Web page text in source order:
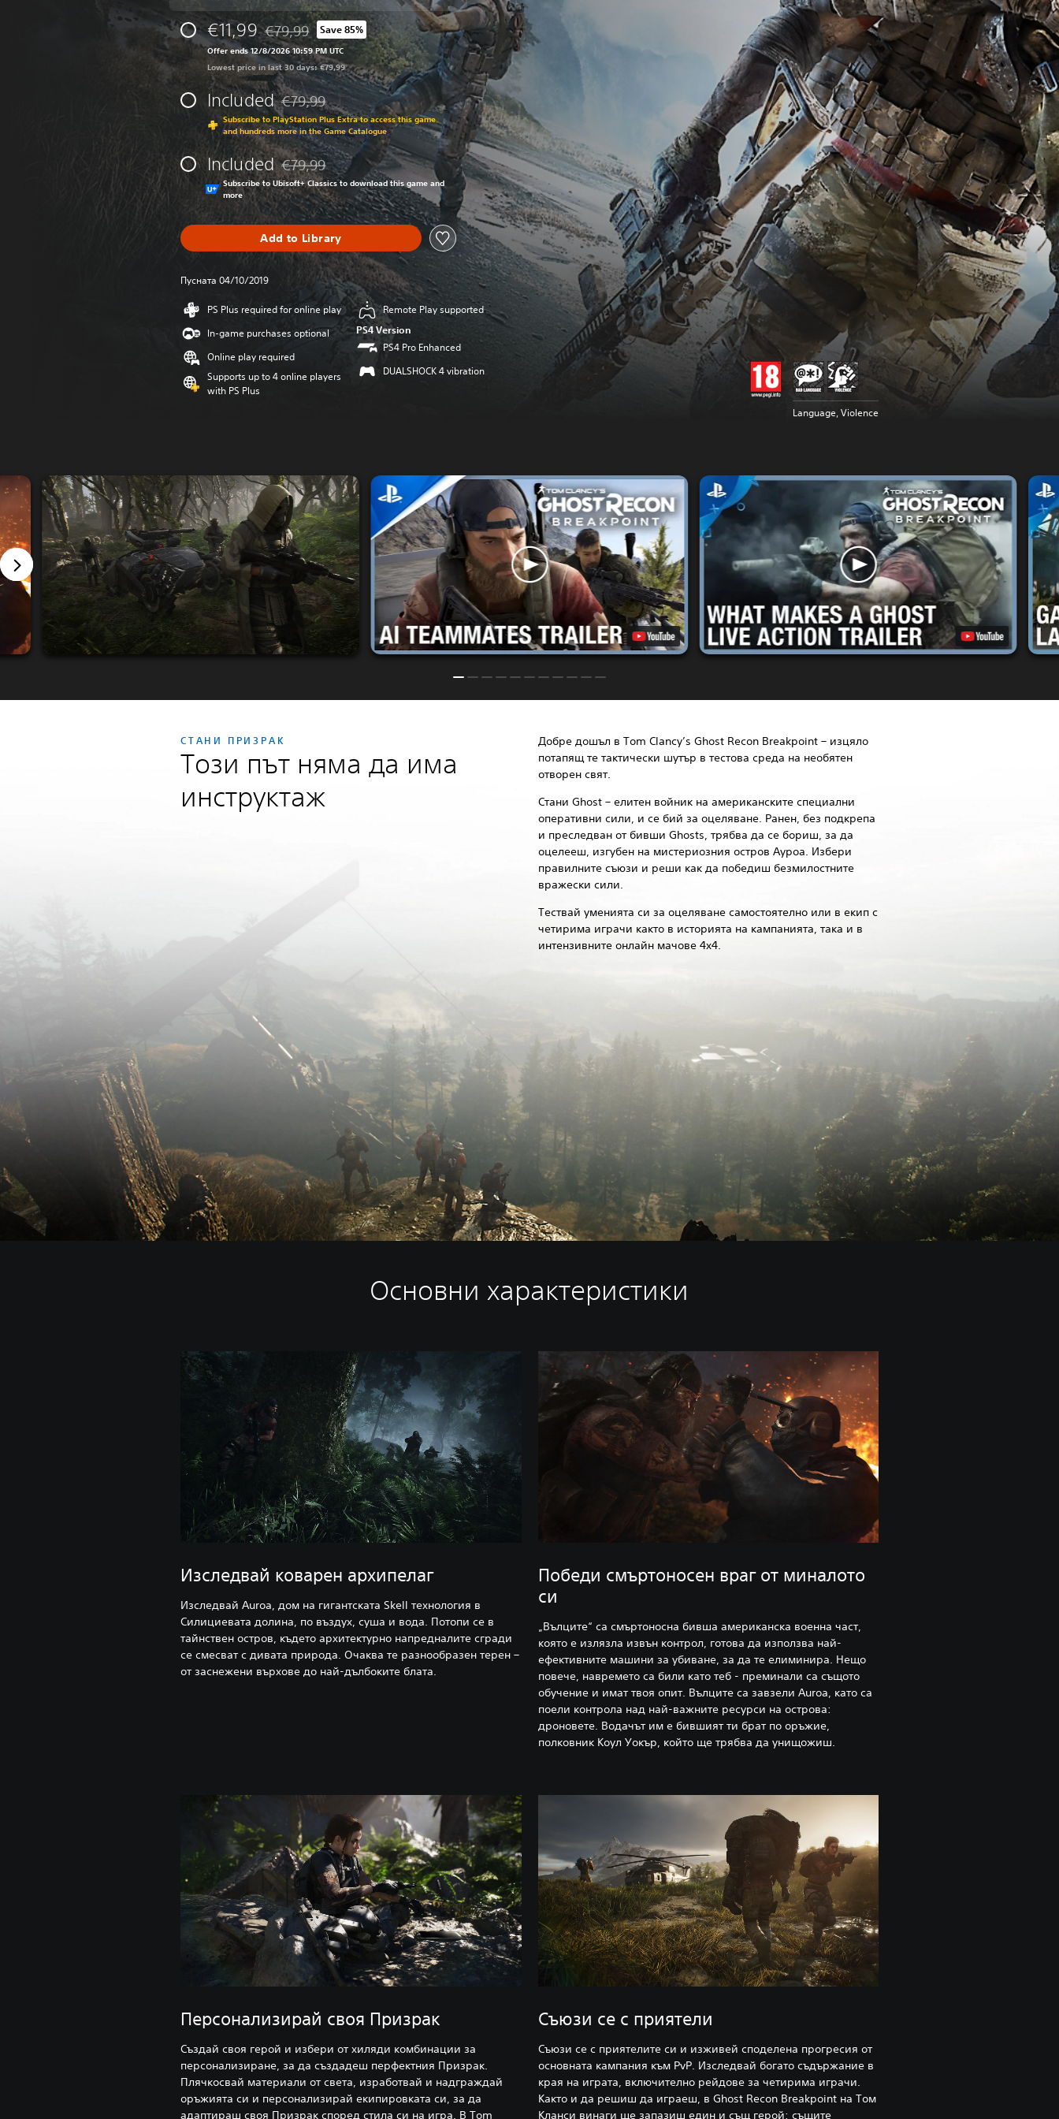
€11,99 Discounted from original price of €79,99
€79,99 Save 85%
Offer ends 12/8/2026 10:59 PM UTC
Lowest price in last 30 days: €79,99
Included Discounted from original price of €79,99
€79,99
Subscribe to PlayStation Plus Extra to access this game
and hundreds more in the Game Catalogue
Included Discounted from original price of €79,99
€79,99
Subscribe to Ubisoft+ Classics to download this game and
more
Add to Library
Пусната 04/10/2019
PS Plus required for online play
In-game purchases optional
Online play required
Supports up to 4 online players
with PS Plus
Remote Play supported
PS4 Version
PS4 Pro Enhanced
DUALSHOCK 4 vibration
Language, Violence
СТАНИ ПРИЗРАК
Този път няма да има
инструктаж
Добре дошъл в Tom Clancy’s Ghost Recon Breakpoint – изцяло
потапящ те тактически шутър в тестова среда на необятен
отворен свят.
Стани Ghost – елитен войник на американските специални
оперативни сили, и се бий за оцеляване. Ранен, без подкрепа
и преследван от бивши Ghosts, трябва да се бориш, за да
оцелееш, изгубен на мистериозния остров Ауроа. Избери
правилните съюзи и реши как да победиш безмилостните
вражески сили.
Тествай уменията си за оцеляване самостоятелно или в екип с
четирима играчи както в историята на кампанията, така и в
интензивните онлайн мачове 4х4.
Основни характеристики
Победи смъртоносен враг от миналото
си
„Вълците“ са смъртоносна бивша американска военна част,
която е излязла извън контрол, готова да използва най-
ефективните машини за убиване, за да те елиминира. Нещо
повече, навремето са били като теб - преминали са същото
обучение и имат твоя опит. Вълците са завзели Auroa, като са
поели контрола над най-важните ресурси на острова:
дроновете. Водачът им е бившият ти брат по оръжие,
полковник Коул Уокър, който ще трябва да унищожиш.
Изследвай коварен архипелаг
Изследвай Auroa, дом на гигантската Skell технология в
Силициевата долина, по въздух, суша и вода. Потопи се в
тайнствен остров, където архитектурно напредналите сгради
се смесват с дивата природа. Очаква те разнообразен терен –
от заснежени върхове до най-дълбоките блата.
Персонализирай своя Призрак
Създай своя герой и избери от хиляди комбинации за
персонализиране, за да създадеш перфектния Призрак.
Плячкосвай материали от света, изработвай и надграждай
оръжията си и персонализирай екипировката си, за да
адаптираш своя Призрак според стила си на игра. В Tom
Съюзи се с приятели
Съюзи се с приятелите си и изживей споделена прогресия от
основната кампания към PvP. Изследвай богато съдържание в
края на играта, включително рейдове за четирима играчи.
Както и да решиш да играеш, в Ghost Recon Breakpoint на Том
Кланси винаги ще запазиш един и същ герой: същите